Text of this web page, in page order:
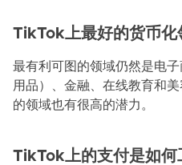
TikTok上最好的货币化
最有利可图的领域仍然是电
用品）、金融、在线教育和
的领域也有很高的潜力。
TikTok上的支付是如何